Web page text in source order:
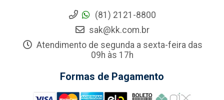
(81) 2121-8800
sak@kk.com.br
Atendimento de segunda a sexta-feira das
09h às 17h
Formas de Pagamento